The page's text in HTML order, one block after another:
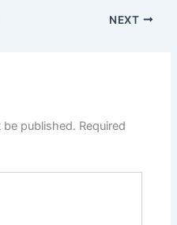
NEXT
be published. Required